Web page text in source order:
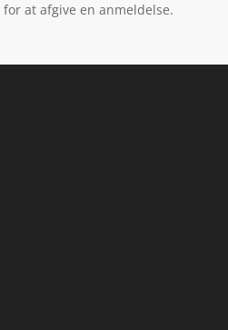
for at afgive en anmeldelse.